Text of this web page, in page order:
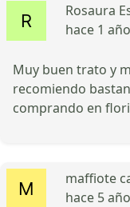
Rosaura
hace 1
Muy buen trato y
recomiendo
comprando en
maffiote
hace 5